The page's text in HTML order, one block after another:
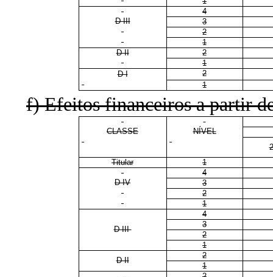
4
D III
3
2
1
D II
2
1
D I
2
1
f) Efeitos financeiros a partir
CLASSE
NÍVEL
Titular
1
4
D IV
3
2
1
D III
4
3
2
1
D II
2
1